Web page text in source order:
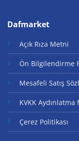
Dafmarket
Açık Rıza Metni
Ön Bilgilendirme
Mesafeli Satış
KVKK Aydınlatma
Çerez Politikası